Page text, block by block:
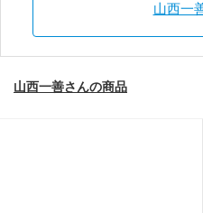
山西一
山西一善さんの商品